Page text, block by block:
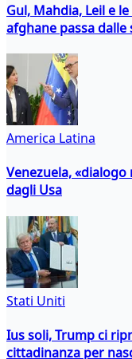
Gul, Mahdia, Leil e
afghane passa dalle
America Latina
Venezuela,
dagli Usa
Stati Uniti
Ius soli, Trump ci
cittadinanza per